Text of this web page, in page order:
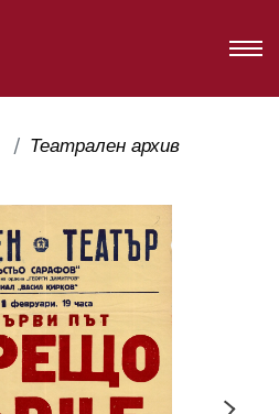
Театрален архив